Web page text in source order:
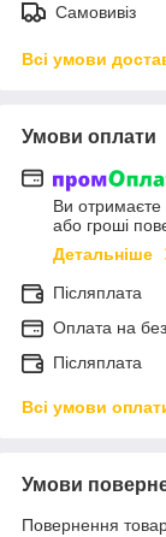
Самовивіз
Всі умови
Умови оплати
Ви
або гроші
Детальніше
Післяплата
Оплата на
Післяплата
Всі умови
Умови
Повернення